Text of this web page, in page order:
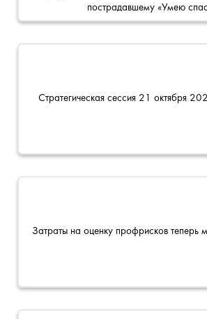
пострадавшему «Умею
Стратегическая сессия 21 октября
Затраты на оценку профрисков теперь